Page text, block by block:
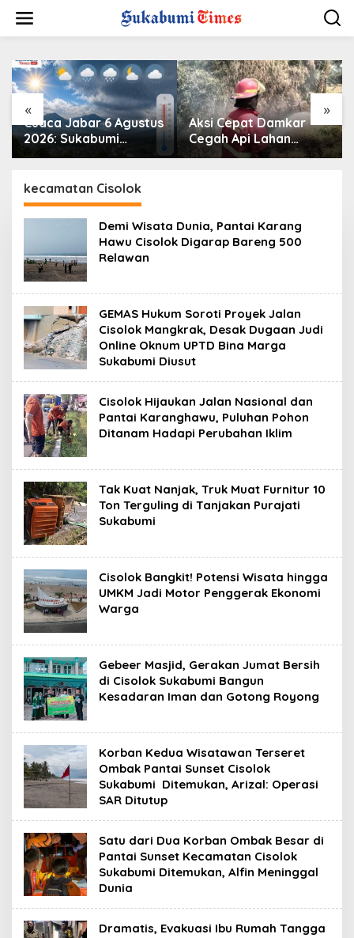
w
« »
Cuaca Jabar 6 Agustus
2026: Sukabumi
Diprediksi Hujan Lokal,
Waspada Petir dan
Angin Kencang
Aksi Cepat Damkar
Cegah Api Lahan
Alang-alang Meluas di
kecamatan Cisolok
Demi Wisata Dunia, Pantai Karang
Hawu Cisolok Digarap Bareng 500
Relawan
GEMAS Hukum Soroti Proyek Jalan
Cisolok Mangkrak, Desak Dugaan Judi
Online Oknum UPTD Bina Marga
Sukabumi Diusut
Cisolok Hijaukan Jalan Nasional dan
Pantai Karanghawu, Puluhan Pohon
Ditanam Hadapi Perubahan Iklim
Tak Kuat Nanjak, Truk Muat Furnitur 10
Ton Terguling di Tanjakan Purajati
Sukabumi
Cisolok Bangkit! Potensi Wisata hingga
UMKM Jadi Motor Penggerak Ekonomi
Warga
Gebeer Masjid, Gerakan Jumat Bersih
di Cisolok Sukabumi Bangun
Kesadaran Iman dan Gotong Royong
Korban Kedua Wisatawan Terseret
Ombak Pantai Sunset Cisolok
Sukabumi Ditemukan, Arizal: Operasi
SAR Ditutup
Satu dari Dua Korban Ombak Besar di
Pantai Sunset Kecamatan Cisolok
Sukabumi Ditemukan, Alfin Meninggal
Dunia
Dramatis, Evakuasi Ibu Rumah Tangga